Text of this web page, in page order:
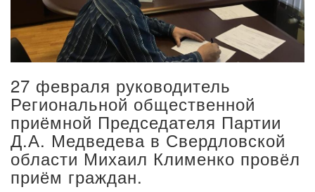
27 февраля руководитель
Региональной общественной
приёмной Председателя Партии
Д.А. Медведева в Свердловской
области Михаил Клименко провёл
приём граждан.